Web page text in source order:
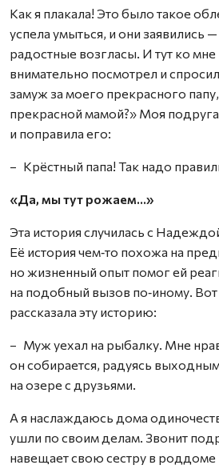
Как я плакала! Это было такое
успела умыться, и они заявились
радостные возгласы. И тут ко
внимательно посмотрел и
замуж за моего прекрасного
прекрасной мамой?» Моя
и поправила его:
– Крёстный папа! Так надо
«Да, мы тут рожаем…»
Эта история случилась с
Её история чем‑то похожа на
но жизненный опыт помог ей
на подобный вызов по‑иному. Вот
рассказала эту историю:
– Муж уехал на рыбалку. Мне
он собирается, радуясь
на озере с друзьями.
А я наслаждаюсь дома
ушли по своим делам. Звонит
навещает свою сестру в роддоме